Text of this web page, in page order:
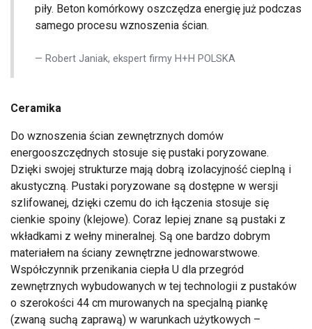
piły. Beton komórkowy oszczędza energię już podczas
samego procesu wznoszenia ścian.
Robert Janiak, ekspert firmy H+H POLSKA
Ceramika
Do wznoszenia ścian zewnętrznych domów
energooszczędnych stosuje się pustaki poryzowane.
Dzięki swojej strukturze mają dobrą izolacyjność cieplną i
akustyczną. Pustaki poryzowane są dostępne w wersji
szlifowanej, dzięki czemu do ich łączenia stosuje się
cienkie spoiny (klejowe). Coraz lepiej znane są pustaki z
wkładkami z wełny mineralnej. Są one bardzo dobrym
materiałem na ściany zewnętrzne jednowarstwowe.
Współczynnik przenikania ciepła U dla przegród
zewnętrznych wybudowanych w tej technologii z pustaków
o szerokości 44 cm murowanych na specjalną piankę
(zwaną suchą zaprawą) w warunkach użytkowych –